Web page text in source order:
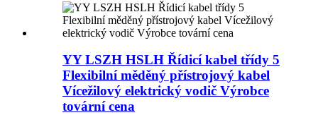
YY LSZH HSLH Řídicí kabel třídy 5
Flexibilní měděný přístrojový kabel
Vícežilový elektrický vodič Výrobce
tovární cena